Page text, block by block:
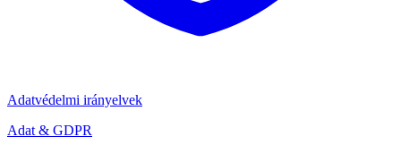
Adatvédelmi irányelvek
Adat & GDPR